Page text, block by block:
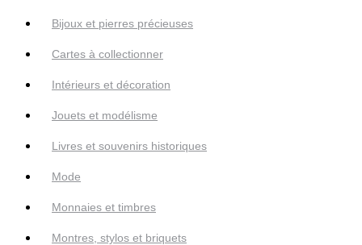
Bijoux et pierres précieuses
Cartes à collectionner
Intérieurs et décoration
Jouets et modélisme
Livres et souvenirs historiques
Mode
Monnaies et timbres
Montres, stylos et briquets